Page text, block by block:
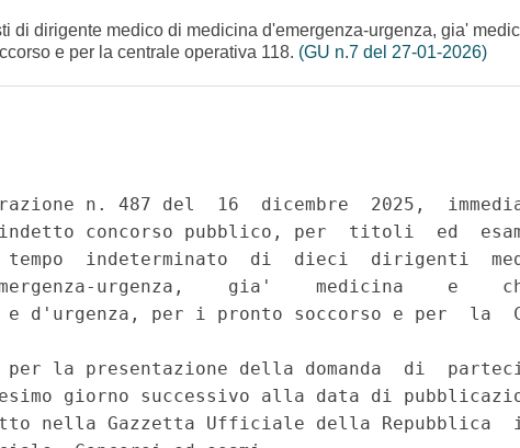
di dirigente medico di medicina d'emergenza-urgenza, gia'
e per la centrale operativa 118. (GU n.7 del 27-01-2026)